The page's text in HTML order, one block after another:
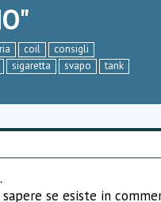
coil
consigli
sigaretta svapo
tank
se esiste in